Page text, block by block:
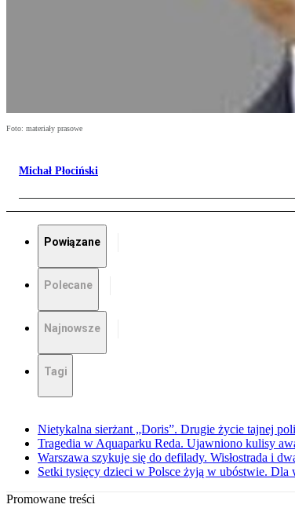
Foto: materiały prasowe
Michał Płociński
Powiązane
Polecane
Najnowsze
Tagi
Nietykalna sierżant „Doris”. Drugie życie tajnej
Tragedia w Aquaparku Reda. Ujawniono kulisy
Warszawa szykuje się do defilady. Wisłostrada i
Setki tysięcy dzieci w Polsce żyją w ubóstwie. Dla
Promowane treści